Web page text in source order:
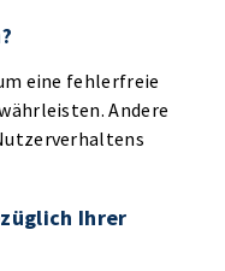
eine fehlerfreie
Andere
Ihrer